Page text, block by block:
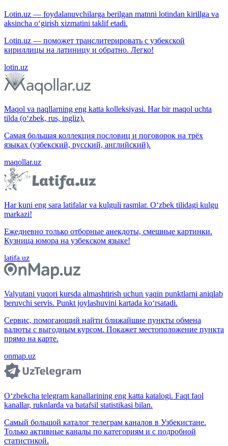
Lotin.uz — foydalanuvchilarga berilgan matnni lotindan kirillga va
aksincha o‘girish xizmatini taklif etadi.
Lotin.uz — поможет транслитерировать с узбекской
кириллицы на латиницу и обратно. Легко!
lotin.uz
Maqol va naqllarning eng katta kolleksiyasi. Har bir maqol uchta
tilda (o‘zbek, rus, ingliz).
Самая большая коллекция пословиц и поговорок на трёх
языках (узбекский, русский, английский).
maqollar.uz
Har kuni eng sara latifalar va kulguli rasmlar. O‘zbek tilidagi kulgu
markazi!
Ежедневно только отборные анекдоты, смешные картинки.
Кузница юмора на узбекском языке!
latifa.uz
Valyutani yuqori kursda almashtirish uchun yaqin punktlarni aniqlab
beruvchi servis. Punkt joylashuvini kartada ko‘rsatadi.
Сервис, помогающий найти ближайшие пункты обмена
валюты с выгодным курсом. Покажет местоположение пункта
прямо на карте.
onmap.uz
O‘zbekcha telegram kanallarining eng katta katalogi. Faqt faol
kanallar, ruknlarda va batafsil statistikasi bilan.
Самый большой каталог телеграм каналов в Узбекистане.
Только активные каналы по категориям и с подробной
статистикой.